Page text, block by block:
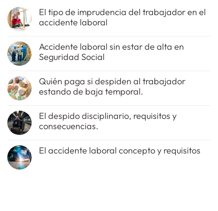
El tipo de imprudencia del trabajador en el
accidente laboral
comentarios
en
El
de
imprudencia
del
el
accidente
laboral
Accidente laboral sin estar de alta en
Seguridad Social
comentarios
en
Accidente
sin
estar
de
Seguridad
Social
Quién paga si despiden al trabajador
estando de baja temporal.
comentarios
en
Quién
si
despiden
El despido disciplinario, requisitos y
consecuencias.
comentarios
El accidente laboral concepto y requisitos